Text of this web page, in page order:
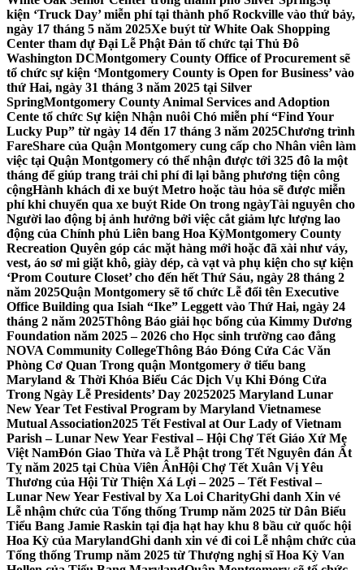
kiện ‘Truck Day’ miễn phí tại thành phố Rockville vào thứ bảy,
ngày 17 tháng 5 năm 2025Xe buýt từ White Oak Shopping
Center tham dự Đại Lễ Phật Đản tổ chức tại Thủ Đô
Washington DCMontgomery County Office of Procurement sẽ
tổ chức sự kiện ‘Montgomery County is Open for Business’ vào
thứ Hai, ngày 31 tháng 3 năm 2025 tại Silver
SpringMontgomery County Animal Services and Adoption
Cente tổ chức Sự kiện Nhận nuôi Chó miễn phí “Find Your
Lucky Pup” từ ngày 14 đến 17 tháng 3 năm 2025Chương trình
FareShare của Quận Montgomery cung cấp cho Nhân viên làm
việc tại Quận Montgomery có thể nhận được tới 325 đô la một
tháng để giúp trang trải chi phí đi lại bằng phương tiện công
cộngHành khách đi xe buýt Metro hoặc tàu hỏa sẽ được miễn
phí khi chuyển qua xe buýt Ride On trong ngàyTài nguyên cho
Người lao động bị ảnh hưởng bởi việc cắt giảm lực lượng lao
động của Chính phủ Liên bang Hoa KỳMontgomery County
Recreation Quyên góp các mặt hàng mới hoặc đã xài như váy,
vest, áo sơ mi giặt khô, giày dép, cà vạt và phụ kiện cho sự kiện
‘Prom Couture Closet’ cho đến hết Thứ Sáu, ngày 28 tháng 2
năm 2025Quận Montgomery sẽ tổ chức Lễ đổi tên Executive
Office Building qua Isiah “Ike” Leggett vào Thứ Hai, ngày 24
tháng 2 năm 2025Thông Báo giải học bổng của Kimmy Dương
Foundation năm 2025 – 2026 cho Học sinh trường cao đẳng
NOVA Community CollegeThông Báo Đóng Cửa Các Văn
Phòng Cơ Quan Trong quận Montgomery ở tiểu bang
Maryland & Thời Khóa Biểu Các Dịch Vụ Khi Đóng Cửa
Trong Ngày Lễ Presidents’ Day 20252025 Maryland Lunar
New Year Tet Festival Program by Maryland Vietnamese
Mutual Association2025 Tết Festival at Our Lady of Vietnam
Parish – Lunar New Year Festival – Hội Chợ Tết Giáo Xứ Mẹ
Việt NamĐón Giao Thừa và Lễ Phật trong Tết Nguyên đán Ất
Tỵ năm 2025 tại Chùa Viên ÂnHội Chợ Tết Xuân Vị Yêu
Thương của Hội Từ Thiện Xá Lợi – 2025 – Tết Festival –
Lunar New Year Festival by Xa Loi CharityGhi danh Xin vé
Lễ nhậm chức của Tổng thống Trump năm 2025 từ Dân Biểu
Tiểu Bang Jamie Raskin tại địa hạt hay khu 8 bầu cử quốc hội
Hoa Kỳ của MarylandGhi danh xin vé đi coi Lễ nhậm chức của
Tổng thống Trump năm 2025 từ Thượng nghị sĩ Hoa Kỳ Van